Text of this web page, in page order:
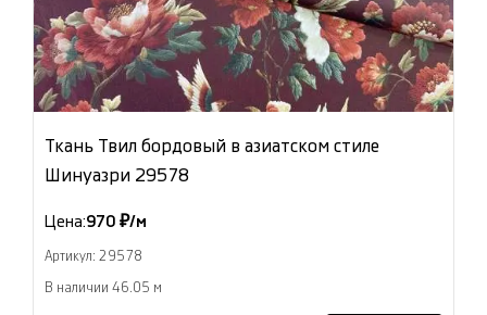
Ткань Твил бордовый в азиатском стиле
Шинуазри 29578
Цена:970 ₽/м
Артикул: 29578
В наличии 46.05 м